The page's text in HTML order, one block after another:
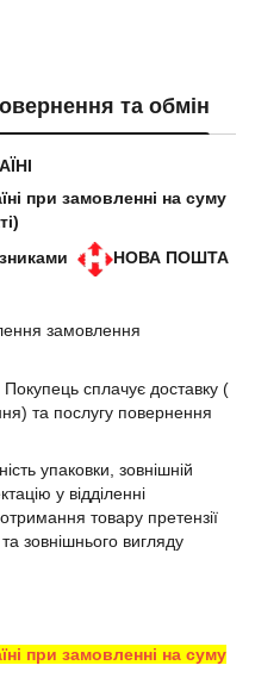
та обмін
при замовленні на суму
НОВА ПОШТА
замовлення
сплачує доставку (
та послугу повернення
упаковки, зовнішній
у відділенні
товару претензії
зовнішнього вигляду
при замовленні на суму